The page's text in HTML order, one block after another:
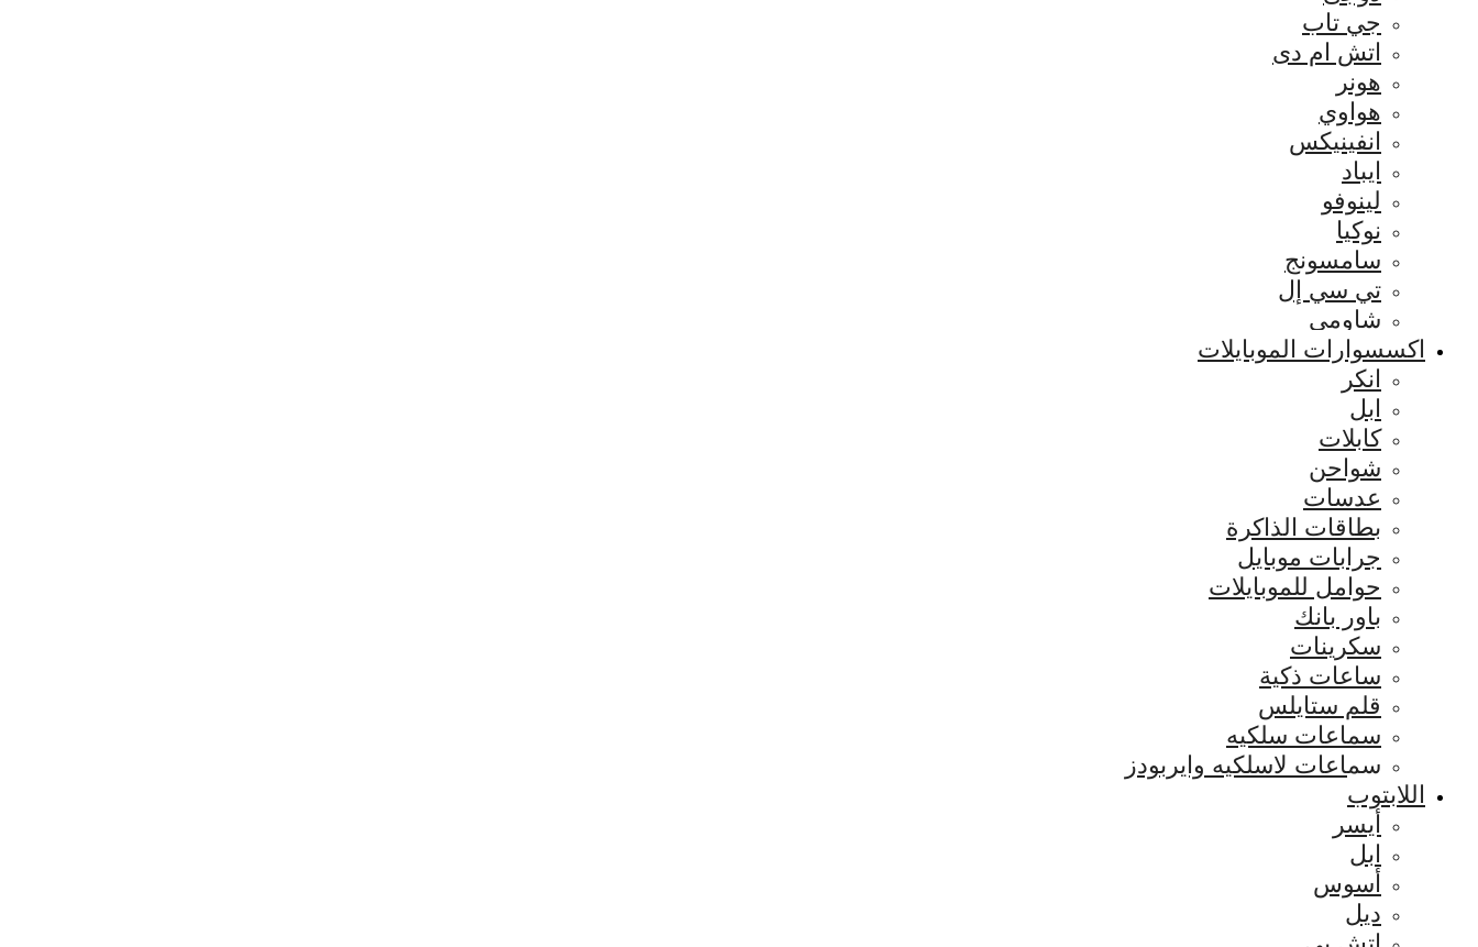
جي تاب
اتش ام دى
هونر
هواوي
انفينيكس
ايباد
لينوفو
نوكيا
سامسونج
تي سي إل
شاومي
اكسسوارات الموبايلات
انكر
ابل
كابلات
شواحن
عدسات
بطاقات الذاكرة
جرابات موبايل
حوامل للموبايلات
باور بانك
سكرينات
ساعات ذكية
قلم ستايلس
سماعات سلكيه
سماعات لاسلكيه وايربودز
اللابتوب
أيسر
ابل
أسوس
ديل